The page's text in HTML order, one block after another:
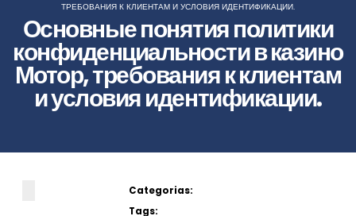
Основные понятия политики
конфиденциальности в казино
Мотор, требования к клиентам
и условия идентификации.
ТРЕБОВАНИЯ К КЛИЕНТАМ И УСЛОВИЯ ИДЕНТИФИКАЦИИ.
Categorias:
Tags: